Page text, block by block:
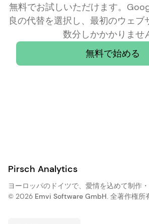
無料でお試しいただけます。
良の代替を選択し、最初のウェブ
数分しかかかりませ
無料で始める
Pirsch Analytics
ヨーロッパのドイツで、愛情を込めて制作
© 2026 Emvi Software GmbH. 全著作権所